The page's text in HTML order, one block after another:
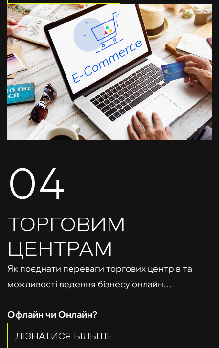
04
ТОРГОВИМ
ЦЕНТРАМ
Як поєднати переваги торгових центрів та
можливості ведення бізнесу онлайн…
Офлайн чи Онлайн?
ДІЗНАТИСЯ БІЛЬШЕ